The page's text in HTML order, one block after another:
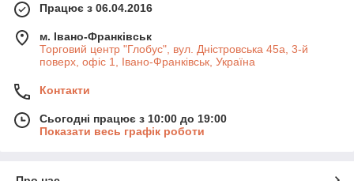
Працює з 06.04.2016
м. Івано-Франківськ
Торговий центр "Глобус", вул. Дністровська 45а, 3-й
поверх, офіс 1, Івано-Франківськ, Україна
Контакти
Сьогодні працює з 10:00 до 19:00
Показати весь графік роботи